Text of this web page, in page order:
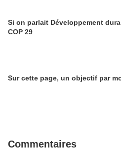
Si on parlait Développement
COP 29
Sur cette page, un objectif par
Commentaires